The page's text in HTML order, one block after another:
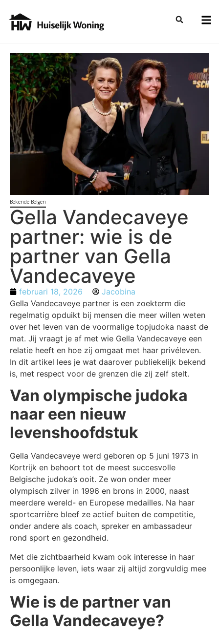
Bekende Belgen
Gella Vandecaveye
partner: wie is de
partner van Gella
Vandecaveye
februari 18, 2026
Jacobina
Gella Vandecaveye partner is een zoekterm die
regelmatig opduikt bij mensen die meer willen weten
over het leven van de voormalige topjudoka naast de
mat. Jij vraagt je af met wie Gella Vandecaveye een
relatie heeft en hoe zij omgaat met haar privéleven.
In dit artikel lees je wat daarover publiekelijk bekend
is, met respect voor de grenzen die zij zelf stelt.
Van olympische judoka
naar een nieuw
levenshoofdstuk
Gella Vandecaveye werd geboren op 5 juni 1973 in
Kortrijk en behoort tot de meest succesvolle
Belgische judoka’s ooit. Ze won onder meer
olympisch zilver in 1996 en brons in 2000, naast
meerdere wereld- en Europese medailles. Na haar
sportcarrière bleef ze actief buiten de competitie,
onder andere als coach, spreker en ambassadeur
rond sport en gezondheid.
Met die zichtbaarheid kwam ook interesse in haar
persoonlijke leven, iets waar zij altijd zorgvuldig mee
is omgegaan.
Wie is de partner van
Gella Vandecaveye?